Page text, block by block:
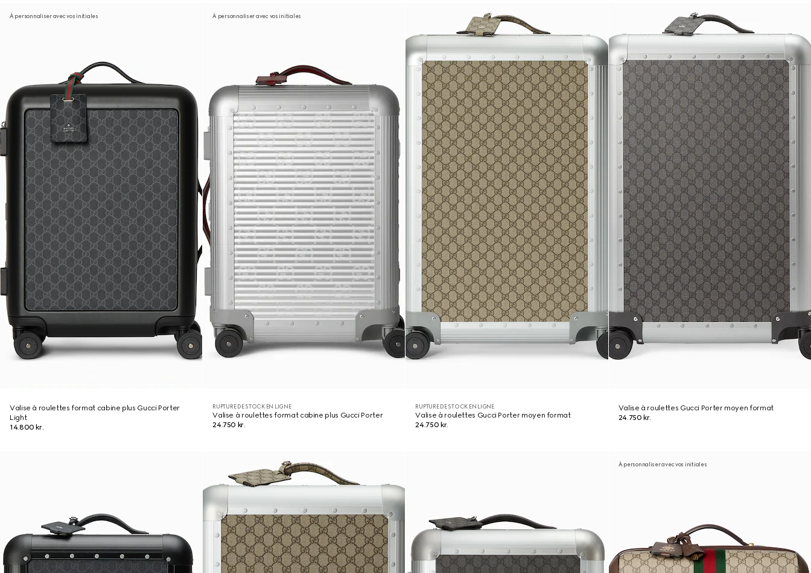
À personnaliser avec vos initiales
Valise à roulettes format cabine plus Gucci Porter
Light
14.800 kr.
À personnaliser avec vos initiales
RUPTURE DE STOCK EN LIGNE
Valise à roulettes format cabine plus Gucci Porter
24.750 kr.
RUPTURE DE STOCK EN LIGNE
Valise à roulettes Gucci Porter moyen format
24.750 kr.
Valise à roulettes Gucci Porter moyen format
24.750 kr.
À personnaliser avec vos initiales